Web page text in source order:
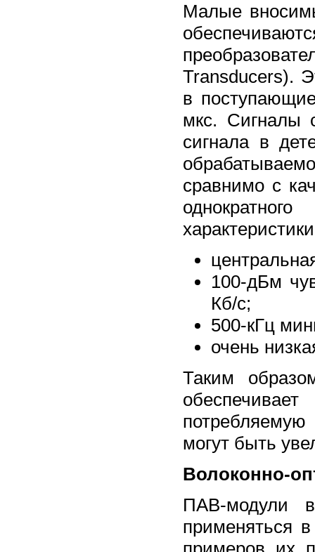
Малые
Transducers).
в
мкс. Сигналы
сигнала в
сравнимо с
100-дБм
Кб/с;
500-кГц
очень
Таким
могут быть
Волоконно-
ПАВ-модули
применяться